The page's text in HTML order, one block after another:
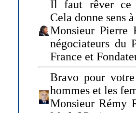
Il faut rêver ce
Cela donne sens
Monsieur Pierre
négociateurs du
France et
Bravo pour
hommes et les
Monsieur Rémy